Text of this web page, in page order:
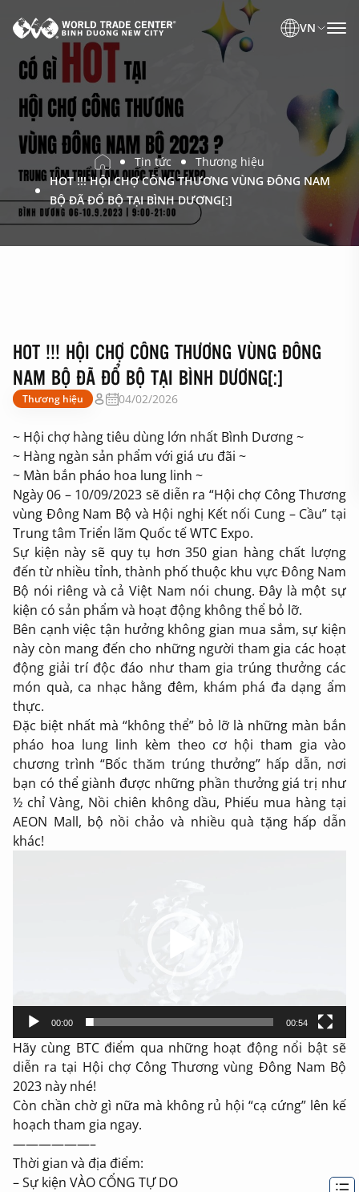
VN
Tin tức
Thương hiệu
HOT !!! HỘI CHỢ CÔNG THƯƠNG VÙNG ĐÔNG NAM
BỘ ĐÃ ĐỔ BỘ TẠI BÌNH DƯƠNG[:]
HOT !!! HỘI CHỢ CÔNG THƯƠNG VÙNG ĐÔNG
NAM BỘ ĐÃ ĐỔ BỘ TẠI BÌNH DƯƠNG[:]
Thương hiệu 04/02/2026
~ Hội chợ hàng tiêu dùng lớn nhất Bình Dương ~
~ Hàng ngàn sản phẩm với giá ưu đãi ~
~ Màn bắn pháo hoa lung linh ~
Ngày 06 – 10/09/2023 sẽ diễn ra “Hội chợ Công Thương
vùng Đông Nam Bộ và Hội nghị Kết nối Cung – Cầu” tại
Trung tâm Triển lãm Quốc tế WTC Expo.
Sự kiện này sẽ quy tụ hơn 350 gian hàng chất lượng
đến từ nhiều tỉnh, thành phố thuộc khu vực Đông Nam
Bộ nói riêng và cả Việt Nam nói chung. Đây là một sự
kiện có sản phẩm và hoạt động không thể bỏ lỡ.
Bên cạnh việc tận hưởng không gian mua sắm, sự kiện
này còn mang đến cho những người tham gia các hoạt
động giải trí độc đáo như tham gia trúng thưởng các
món quà, ca nhạc hằng đêm, khám phá đa dạng ẩm
thực.
Đặc biệt nhất mà “không thể” bỏ lỡ là những màn bắn
pháo hoa lung linh kèm theo cơ hội tham gia vào
chương trình “Bốc thăm trúng thưởng” hấp dẫn, nơi
bạn có thể giành được những phần thưởng giá trị như
½ chỉ Vàng, Nồi chiên không dầu, Phiếu mua hàng tại
AEON Mall, bộ nồi chảo và nhiều quà tặng hấp dẫn
khác!
00:00 00:54
Hãy cùng BTC điểm qua những hoạt động nổi bật sẽ
diễn ra tại Hội chợ Công Thương vùng Đông Nam Bộ
2023 này nhé!
Còn chần chờ gì nữa mà không rủ hội “cạ cứng” lên kế
hoạch tham gia ngay.
——————–
Thời gian và địa điểm:
– Sự kiện VÀO CỔNG TỰ DO